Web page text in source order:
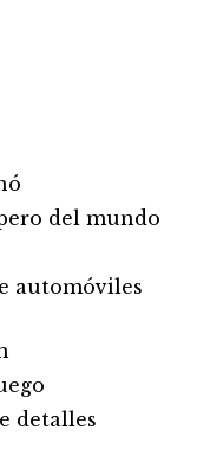
del mundo
automóviles
detalles